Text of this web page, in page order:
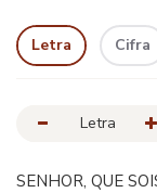
Letra Cifra
Letra
SENHOR, QUE